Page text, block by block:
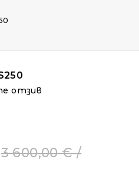
отзив
3 600,00 € /